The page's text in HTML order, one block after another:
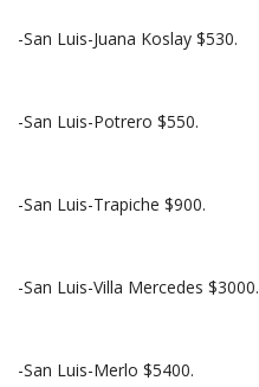
-San Luis-Juana Koslay $530.
-San Luis-Potrero $550.
-San Luis-Trapiche $900.
-San Luis-Villa Mercedes $3000.
-San Luis-Merlo $5400.